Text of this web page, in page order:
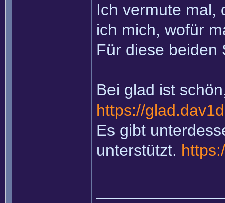
Ich vermute mal,
ich mich, wofür
Für diese beiden
Bei glad ist
https://
Es gibt
unterstützt.